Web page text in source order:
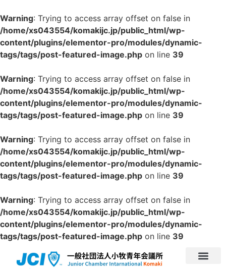
Warning: Trying to access array offset on false in
/home/xs043554/komakijc.jp/public_html/wp-
content/plugins/elementor-pro/modules/dynamic-
tags/tags/post-featured-image.php on line 39
Warning: Trying to access array offset on false in
/home/xs043554/komakijc.jp/public_html/wp-
content/plugins/elementor-pro/modules/dynamic-
tags/tags/post-featured-image.php on line 39
Warning: Trying to access array offset on false in
/home/xs043554/komakijc.jp/public_html/wp-
content/plugins/elementor-pro/modules/dynamic-
tags/tags/post-featured-image.php on line 39
Warning: Trying to access array offset on false in
/home/xs043554/komakijc.jp/public_html/wp-
content/plugins/elementor-pro/modules/dynamic-
tags/tags/post-featured-image.php on line 39